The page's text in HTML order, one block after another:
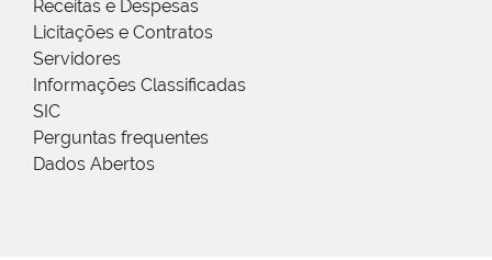
Receitas e Despesas
Licitações e Contratos
Servidores
Informações Classificadas
SIC
Perguntas frequentes
Dados Abertos